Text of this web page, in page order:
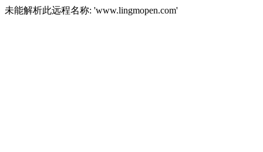
未能解析此远程名称: 'www.lingmopen.com'